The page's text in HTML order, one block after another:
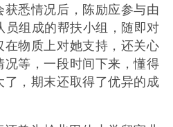
悉情况后，陈励应参与由
员组成的帮扶小组，随即对
物质上对她支持，还关心
等，一段时间下来，懂得
了，期末还取得了优异的成